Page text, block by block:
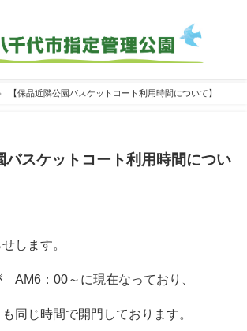
【保品近隣公園バスケットコート利用時間について】
バスケットコート利用時間につい
します。
AM6：00～に現在なっており、
同じ時間で開門しております。